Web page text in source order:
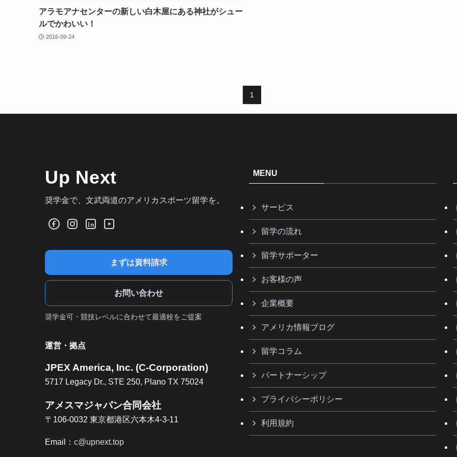
アラモアナセンターの新しい白木屋にある神社がシュー
ルでかわいい！
2016-09-24
1
Up Next
奨学金で、文武両道のアメリカスポーツ留学を。
まずは資料請求
お問い合わせ
奨学金可・競技レベルに合わせて最適校をご提案
運営・拠点
JPEX America, Inc. (C-Corporation)
5717 Legacy Dr., STE 250, Plano TX 75024
アメスマジャパン合同会社
〒106-0032 東京都港区六本木4-3-11
Email： c@upnext.top
MENU
サービス
留学の流れ
留学サポーター
お客様の声
企業概要
アメリカ情報ブログ
留学コラム
パートナーシップ
プライバシーポリシー
利用規約